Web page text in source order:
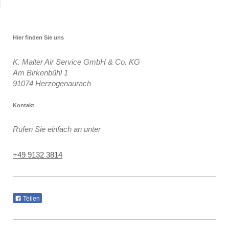
Hier finden Sie uns
K. Malter Air Service GmbH & Co. KG
Am Birkenbühl 1
91074 Herzogenaurach
Kontakt
Rufen Sie einfach an unter
+49 9132 3814
Teilen